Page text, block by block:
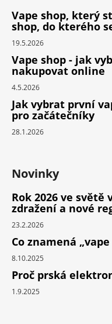
Vape shop, který
shop, do kterého
19.5.2026
Vape shop - jak
nakupovat online
4.5.2026
Jak vybrat první
pro začátečníky
28.1.2026
Novinky
Rok 2026 ve
zdražení a nové
23.2.2026
Co znamená
8.10.2025
Proč prská
1.9.2025